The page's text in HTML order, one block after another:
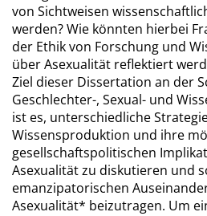
von Sichtweisen
werden? Wie könnten hierbei
der Ethik von Forschung und
über Asexualität reflektiert
Ziel dieser Dissertation an der
Geschlechter-, Sexual- und
ist es, unterschiedliche
Wissensproduktion und ihre
gesellschaftspolitischen
Asexualität zu diskutieren und
emanzipatorischen
Asexualität* beizutragen. Um